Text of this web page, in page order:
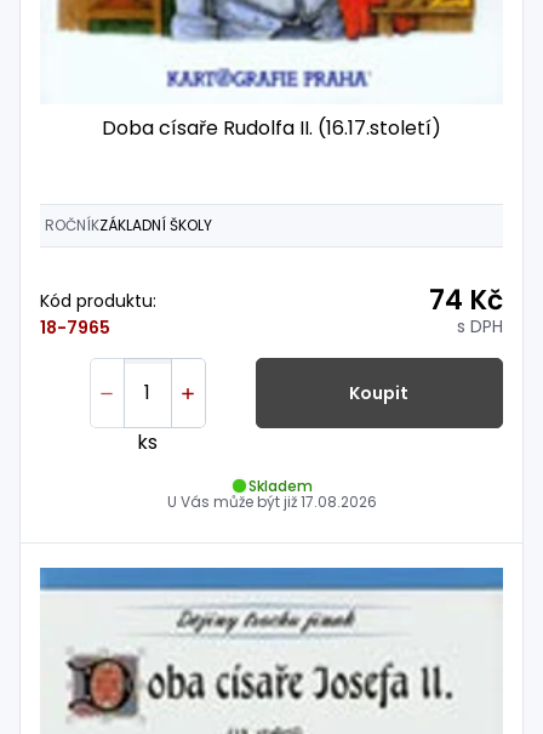
Doba císaře Rudolfa II. (16.17.století)
ROČNÍKZÁKLADNÍ ŠKOLY
Kód produktu:
18-7965
74 Kč
s DPH
ks
Koupit
Skladem
U Vás může být již17.08.2026